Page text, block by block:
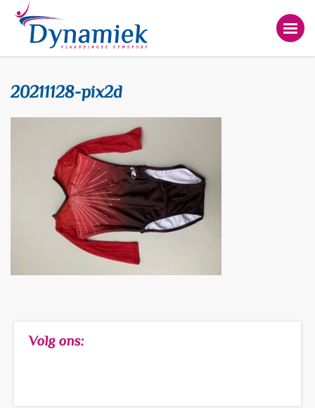
20211128-pix2d
Volg ons: